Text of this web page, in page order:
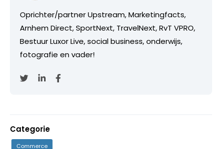
Oprichter/partner Upstream, Marketingfacts,
Arnhem Direct, SportNext, TravelNext, RvT VPRO,
Bestuur Luxor Live, social business, onderwijs,
fotografie en vader!
Categorie
Commerce